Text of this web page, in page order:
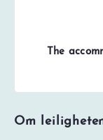
The
Om